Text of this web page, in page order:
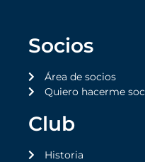
Socios
Área de socios
Quiero hacerme
Club
Historia